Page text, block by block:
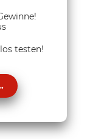
testen!